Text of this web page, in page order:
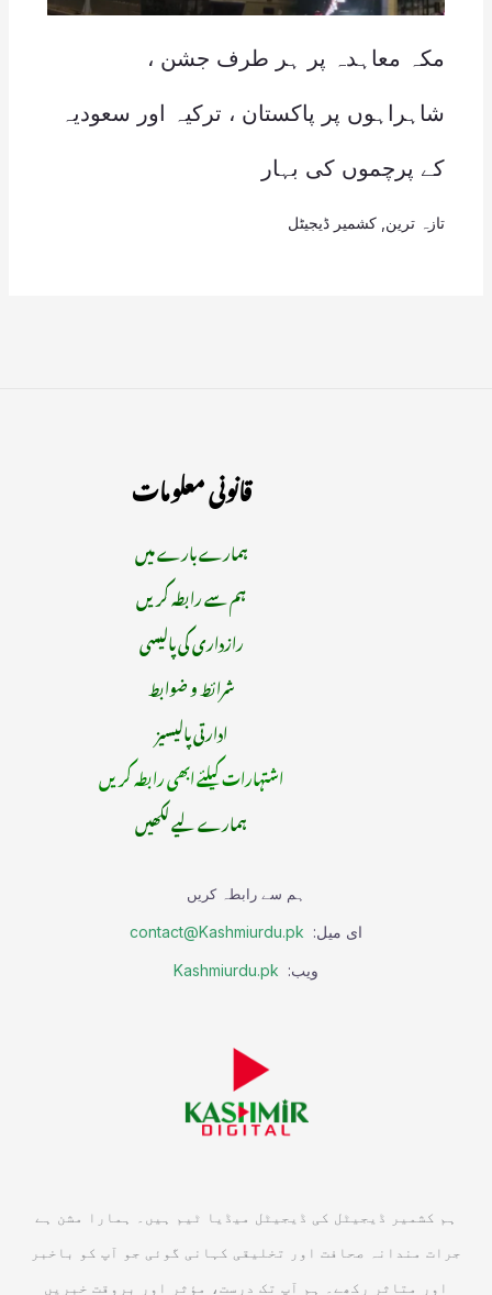
مکہ معاہدہ پر ہر طرف جشن ،
شاہراہوں پر پاکستان ، ترکیہ اور سعودیہ
کے پرچموں کی بہار
تازہ ترین کشمیر ڈیجیٹل
قانونی معلومات
ہمارے بارے میں
ہم سے رابطہ کریں
رازداری کی پالیسی
شرائط و ضوابط
ادارتی پالیسیز
اشتہارات کیلئے ابھی رابطہ کریں
ہمارے لیے لکھیں
ہم سے رابطہ کریں
ای میل: contact@Kashmiurdu.pk
ویب: Kashmiurdu.pk
ہم کشمیر ڈیجیٹل کی ڈیجیٹل میڈیا ٹیم ہیں۔ ہمارا مشن ہے
جرات مندانہ صحافت اور تخلیقی کہانی گوئی جو آپ کو باخبر
اور متاثر رکھے۔ ہم آپ تک درست، مؤثر اور بروقت خبریں